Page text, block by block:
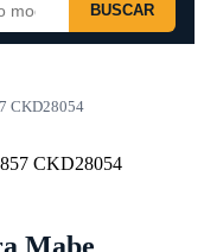
BUSCAR
CKD28054
Mabe